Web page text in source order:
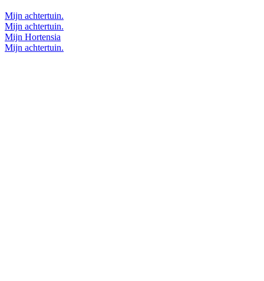
Mijn achtertuin.
Mijn achtertuin.
Mijn Hortensia
Mijn achtertuin.